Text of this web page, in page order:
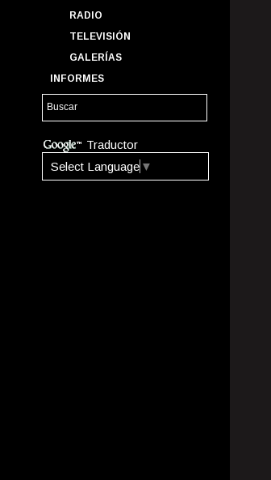
RADIO
TELEVISIÓN
GALERÍAS
INFORMES
Traductor
Select Language ▼